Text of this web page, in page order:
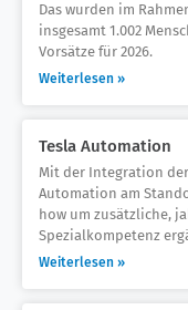
Das wurden im
insgesamt 1.002
Vorsätze für 2026.
Weiterlesen »
Tesla Automation
Mit der Integration der
Automation am
how um zusätzliche,
Spezialkompetenz
Weiterlesen »